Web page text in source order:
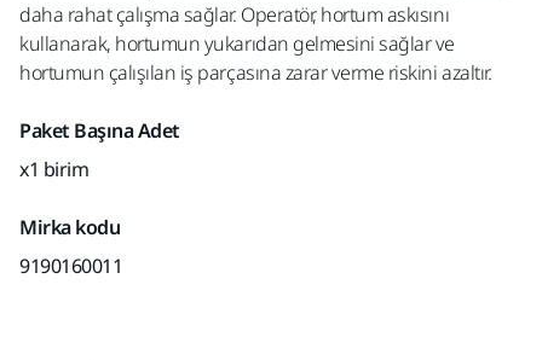
daha rahat çalışma sağlar. Operatör, hortum askısını
kullanarak, hortumun yukarıdan gelmesini sağlar ve
hortumun çalışılan iş parçasına zarar verme riskini azaltır.
Paket Başına Adet
x1 birim
Mirka kodu
9190160011